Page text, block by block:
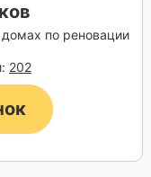
по реновации
202